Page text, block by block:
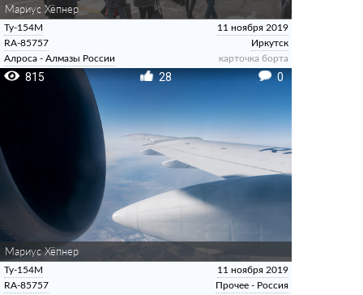
Мариус Хёпнер
Ту-154М
RA-85757
Алроса - Алмазы России
11 ноября 2019
Иркутск
карточка борта
815 28 0
Мариус Хёпнер
Ту-154М
RA-85757
11 ноября 2019
Прочее - Россия